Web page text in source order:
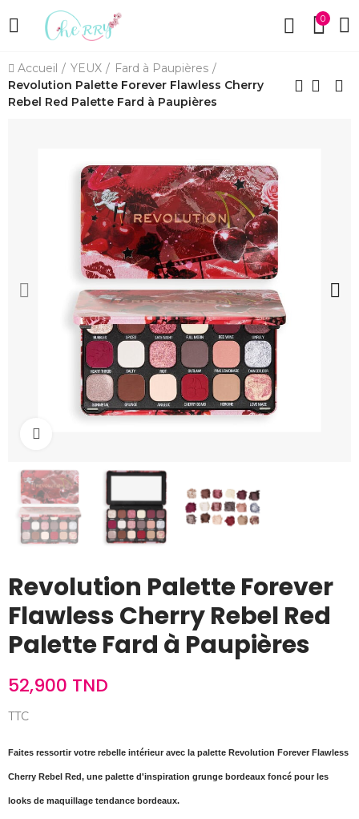
0
Accueil YEUX
Fard à Paupières
Revolution Palette Forever Flawless Cherry
Rebel Red Palette Fard à Paupières
Revolution Palette Forever
Flawless Cherry Rebel Red
Palette Fard à Paupières
52,900 TND
TTC
Faites ressortir votre rebelle intérieur avec la palette Revolution Forever Flawless
Cherry Rebel Red, une palette d'inspiration grunge bordeaux foncé pour les
looks de maquillage tendance bordeaux.